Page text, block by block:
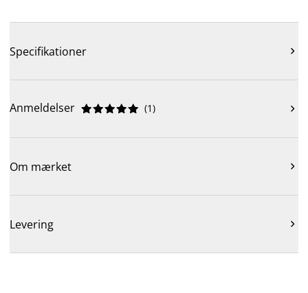
Specifikationer 
Anmeldelser 




 (1) 
Om mærket 
Levering 